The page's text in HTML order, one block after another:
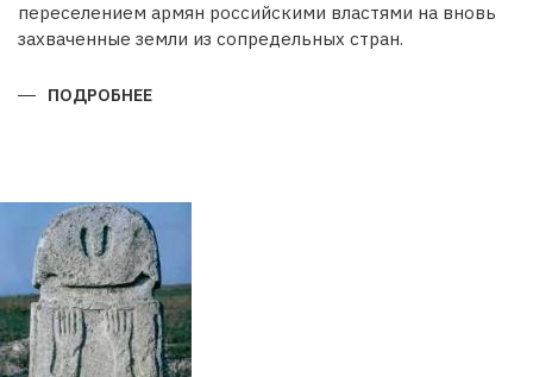
переселением армян российскими властями на вновь
захваченные земли из сопредельных стран.
ПОДРОБНЕЕ